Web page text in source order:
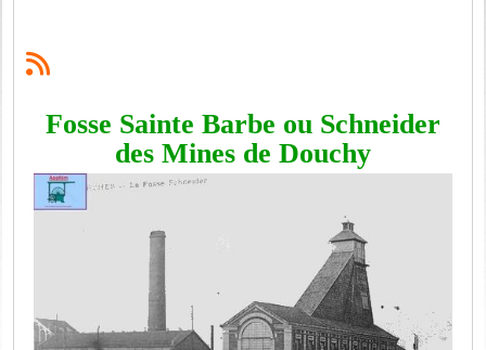
Fosse Sainte Barbe ou Schneider
des Mines de Douchy